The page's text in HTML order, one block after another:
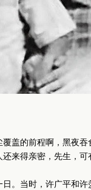
的前程啊，黑夜吞
来得亲密，先生，
当时，许广平和许